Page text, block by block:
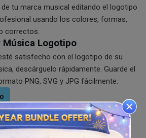
tu marca musical editando el logotipo
usando los colores, formas,
correctos.
Música Logotipo
satisfecho con el logotipo de su
descárguelo rápidamente. Guarde el
PNG, SVG y JPG fácilmente.